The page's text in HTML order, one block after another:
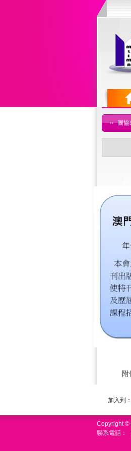
›› 圖
附
加入到：
Copyright ©
聯系電話：